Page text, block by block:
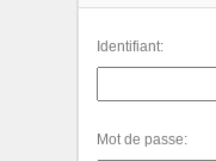
Identifiant:
Mot de passe: